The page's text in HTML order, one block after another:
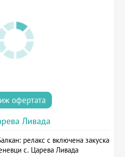
офертата
Ливада
релакс с включена закуска
с. Царева Ливада